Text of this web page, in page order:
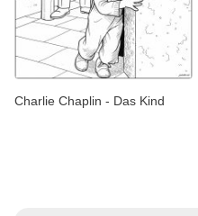
Charlie Chaplin - Das Kind